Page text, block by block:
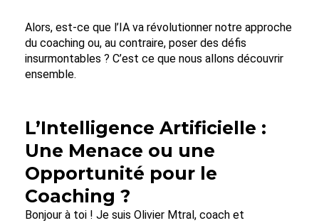
Alors, est-ce que l’IA va révolutionner notre approche
du coaching ou, au contraire, poser des défis
insurmontables ? C’est ce que nous allons découvrir
ensemble.
L’Intelligence Artificielle :
Une Menace ou une
Opportunité pour le
Coaching ?
Bonjour à toi ! Je suis Olivier Mtral, coach et